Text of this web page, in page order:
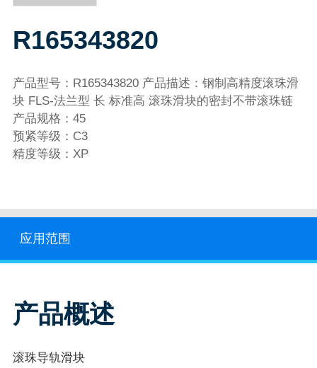
R165343820
产品型号：R165343820 产品描述：钢制高精度滚珠滑
块 FLS-法兰型 长 标准高 滚珠滑块的密封不带滚珠链
产品规格：45
预紧等级：C3
精度等级：XP
应用范围
产品概述
滚珠导轨滑块